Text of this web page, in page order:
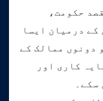
حکومت،
کے درمیان ایسا
دونوں ممالک کے
کاری اور